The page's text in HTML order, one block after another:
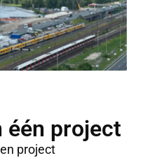
één project
project